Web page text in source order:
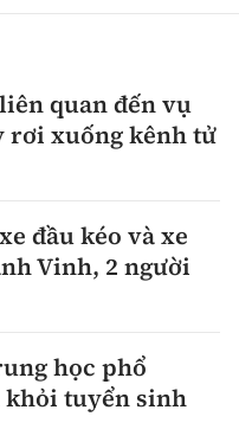
quan đến vụ
rơi xuống kênh tử
đầu kéo và xe
Vinh, 2 người
học phổ
khỏi tuyển sinh